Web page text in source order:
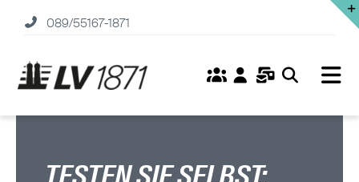
springen
089/55167-1871
Versicherungen